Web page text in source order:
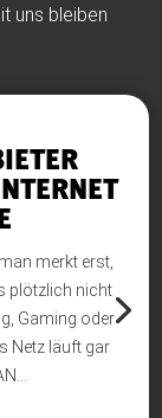
uns bleiben
merkt erst,
plötzlich nicht
Gaming oder
Netz läuft gar